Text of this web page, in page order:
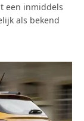
een inmiddels
als bekend